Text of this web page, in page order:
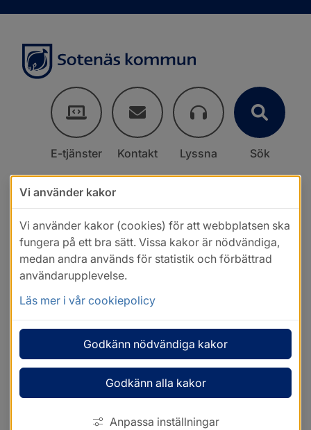
E-tjänster Kontakt Lyssna Sök
Vi använder kakor
Vi använder kakor (cookies) för att webbplatsen ska
fungera på ett bra sätt. Vissa kakor är nödvändiga,
medan andra används för statistik och förbättrad
användarupplevelse.
Läs mer i vår cookiepolicy
Godkänn nödvändiga kakor
Godkänn alla kakor
Anpassa inställningar